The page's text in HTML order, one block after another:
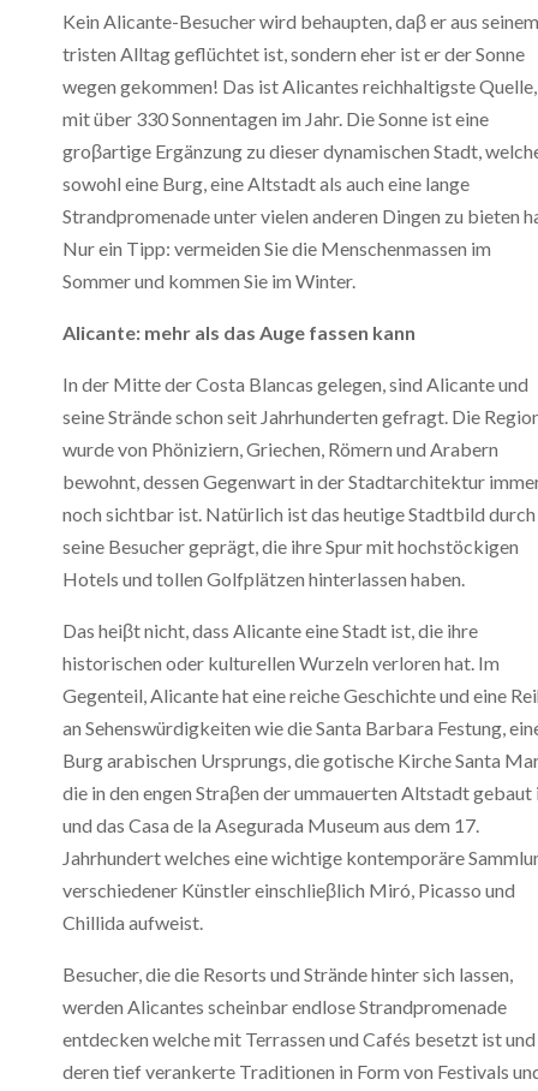
Kein Alicante-Besucher wird behaupten, daβ er aus seinem
tristen Alltag geflüchtet ist, sondern eher ist er der Sonne
wegen gekommen! Das ist Alicantes reichhaltigste Quelle,
mit über 330 Sonnentagen im Jahr. Die Sonne ist eine
groβartige Ergänzung zu dieser dynamischen Stadt,
sowohl eine Burg, eine Altstadt als auch eine lange
Strandpromenade unter vielen anderen Dingen zu bieten
Nur ein Tipp: vermeiden Sie die Menschenmassen im
Sommer und kommen Sie im Winter.
Alicante: mehr als das Auge fassen kann
In der Mitte der Costa Blancas gelegen, sind Alicante und
seine Strände schon seit Jahrhunderten gefragt. Die
wurde von Phöniziern, Griechen, Römern und Arabern
bewohnt, dessen Gegenwart in der Stadtarchitektur
noch sichtbar ist. Natürlich ist das heutige Stadtbild durch
seine Besucher geprägt, die ihre Spur mit hochstöckigen
Hotels und tollen Golfplätzen hinterlassen haben.
Das heiβt nicht, dass Alicante eine Stadt ist, die ihre
historischen oder kulturellen Wurzeln verloren hat. Im
Gegenteil, Alicante hat eine reiche Geschichte und eine
an Sehenswürdigkeiten wie die Santa Barbara Festung,
Burg arabischen Ursprungs, die gotische Kirche Santa
die in den engen Straβen der ummauerten Altstadt gebaut
und das Casa de la Asegurada Museum aus dem 17.
Jahrhundert welches eine wichtige kontemporäre
verschiedener Künstler einschlieβlich Miró, Picasso und
Chillida aufweist.
Besucher, die die Resorts und Strände hinter sich lassen,
werden Alicantes scheinbar endlose Strandpromenade
entdecken welche mit Terrassen und Cafés besetzt ist und
deren tief verankerte Traditionen in Form von Festivals